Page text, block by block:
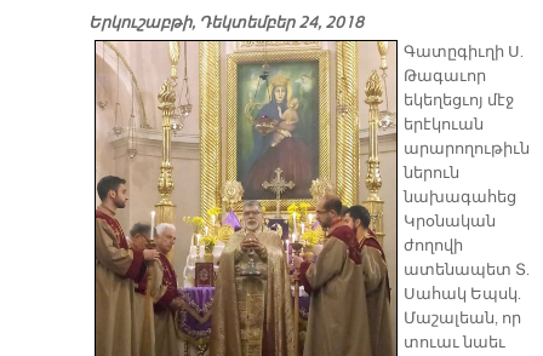
Երկուշաբթի, Դեկտեմբեր 24, 2018
Գատըգիւղի Ս.
Թագաւոր
եկեղեցւոյ մէջ
երէկուան
արարողութիւն
ներուն
նախագահեց
Կրօնական
ժողովի
ատենապետ Տ.
Սահակ Եպսկ.
Մաշալեան, որ
տուաւ նաեւ